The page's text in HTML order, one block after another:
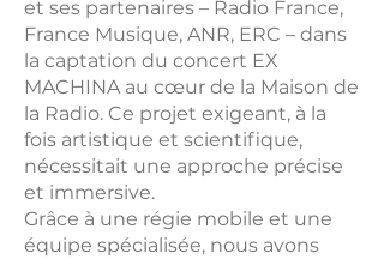
et ses partenaires – Radio France,
France Musique, ANR, ERC – dans
la captation du concert EX
MACHINA au cœur de la Maison de
la Radio. Ce projet exigeant, à la
fois artistique et scientifique,
nécessitait une approche précise
et immersive.
Grâce à une régie mobile et une
équipe spécialisée, nous avons